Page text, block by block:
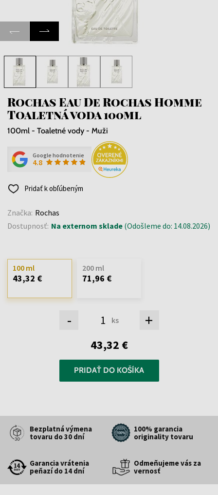
Rochas Eau De Rochas Homme
Toaletná voda 100ml
100ml - Toaletné vody - Muži
Google hodnotenie
4.8
Pridať k obľúbeným
Značka: Rochas
Dostupnosť: Na externom sklade (Odošleme do: 14.08.2026)
- ks +
100 ml
43,32 €
200 ml
71,96 €
43,32 €
PRIDAŤ DO KOŠÍKA
Bezplatná výmena
tovaru do 30 dní
100% garancia
originality tovaru
Garancia vrátenia
peňazí do 14 dní
Odmeňujeme vás za
vernosť